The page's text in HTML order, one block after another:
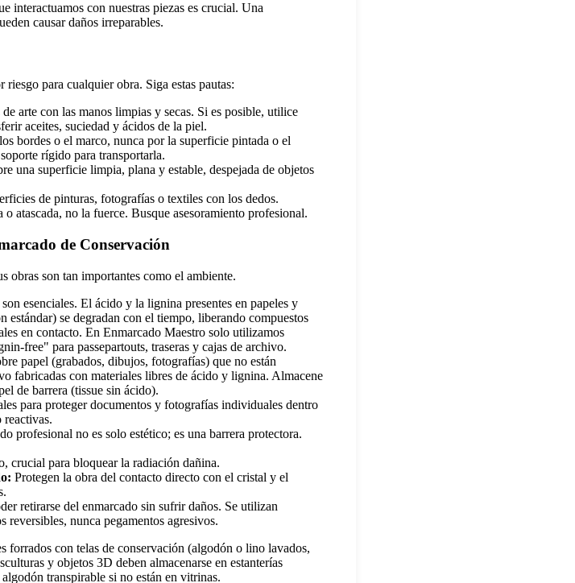
interactuamos con nuestras piezas es crucial. Una
causar daños irreparables.
para cualquier obra. Siga estas pautas:
arte con las manos limpias y secas. Si es posible, utilice
aceites, suciedad y ácidos de la piel.
bordes o el marco, nunca por la superficie pintada o el
rígido para transportarla.
una superficie limpia, plana y estable, despejada de objetos
de pinturas, fotografías o textiles con los dedos.
o atascada, no la fuerce. Busque asesoramiento profesional.
de Conservación
obras son tan importantes como el ambiente.
son esenciales. El ácido y la lignina presentes en papeles y
estándar) se degradan con el tiempo, liberando compuestos
en contacto. En Enmarcado Maestro solo utilizamos
free" para passepartouts, traseras y cajas de archivo.
papel (grabados, dibujos, fotografías) que no están
fabricadas con materiales libres de ácido y lignina. Almacene
de barrera (tissue sin ácido).
para proteger documentos y fotografías individuales dentro
reactivas.
profesional no es solo estético; es una barrera protectora.
crucial para bloquear la radiación dañina.
Protegen la obra del contacto directo con el cristal y el
retirarse del enmarcado sin sufrir daños. Se utilizan
reversibles, nunca pegamentos agresivos.
forrados con telas de conservación (algodón o lino lavados,
y objetos 3D deben almacenarse en estanterías
transpirable si no están en vitrinas.